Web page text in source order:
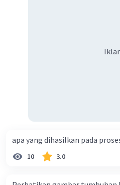
apa yang dihasilkan pada
10 3.0